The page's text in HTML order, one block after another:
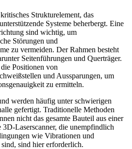
Strukturelement, das
Systeme beherbergt. Eine
sind wichtig, um
Störungen und
zu vermeiden. Der Rahmen besteht
Seitenführungen und Querträger.
Positionen von
und Aussparungen, um
zu ermitteln.
werden häufig unter schwierigen
gefertigt. Traditionelle Methoden
nicht das gesamte Bauteil aus einer
3D-Laserscanner, die unempfindlich
wie Vibrationen und
sind hier erforderlich.